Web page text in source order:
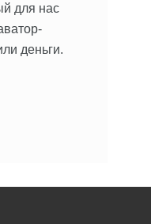
для нас
деньги.